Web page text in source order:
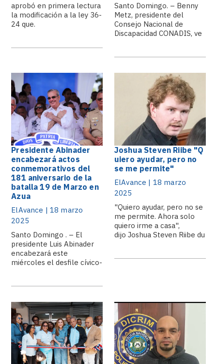
aprobó en primera lectura
la modificación a la ley 36-
24 que.
Santo Domingo. – Benny
Metz, presidente del
Consejo Nacional de
Discapacidad CONADIS, ve
Presidente Abinader
encabezará actos
conmemorativos del
181 aniversario de la
batalla 19 de Marzo en
Azua
ElAvance | 18 marzo
2025
Santo Domingo . – El
presidente Luis Abinader
encabezará este
miércoles el desfile cívico-
Joshua Steven Riibe "Q
uiero ayudar, pero no
se me permite"
ElAvance | 18 marzo
2025
"Quiero ayudar, pero no se
me permite. Ahora solo
quiero irme a casa",
dijo Joshua Steven Riibe du